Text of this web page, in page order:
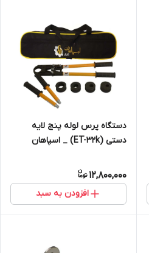
دستگاه پرس لوله پنج لایه
دستی (ET-32k) _ اسپاهان
12,800,000
افزودن به سبد